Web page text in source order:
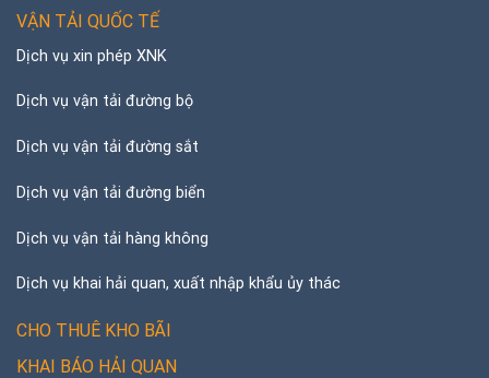
VẬN TẢI QUỐC TẾ
Dịch vụ xin phép XNK
Dịch vụ vận tải đường bộ
Dịch vụ vận tải đường sắt
Dịch vụ vận tải đường biển
Dịch vụ vận tải hàng không
Dịch vụ khai hải quan, xuất nhập khẩu ủy thác
CHO THUÊ KHO BÃI
KHAI BÁO HẢI QUAN